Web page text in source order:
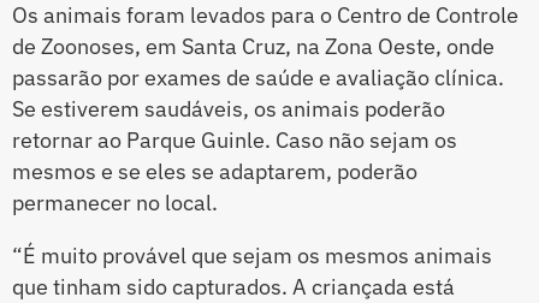
Os animais foram levados para o Centro de Controle
de Zoonoses, em Santa Cruz, na Zona Oeste, onde
passarão por exames de saúde e avaliação clínica.
Se estiverem saudáveis, os animais poderão
retornar ao Parque Guinle. Caso não sejam os
mesmos e se eles se adaptarem, poderão
permanecer no local.
“É muito provável que sejam os mesmos animais
que tinham sido capturados. A criançada está